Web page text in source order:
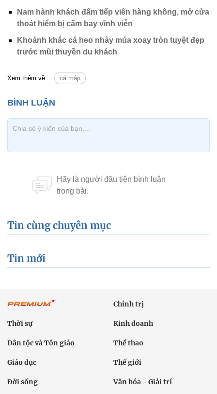
Nam hành khách đấm tiếp viên hàng không, mở cửa
thoát hiểm bị cấm bay vĩnh viễn
Khoảnh khắc cá heo nhảy múa xoay tròn tuyệt đẹp
trước mũi thuyền du khách
Xem thêm về: cá mập
Tin cùng chuyên mục
Tin mới
Chính trị
Thời sự Kinh doanh
Dân tộc và Tôn giáo Thể thao
Giáo dục Thế giới
Đời sống Văn hóa - Giải trí